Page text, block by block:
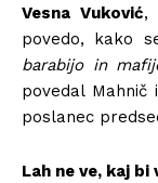
Vesna Vuković,
povedo, kako
barabijo in
povedal
poslanec
Lah ne ve, kaj bi